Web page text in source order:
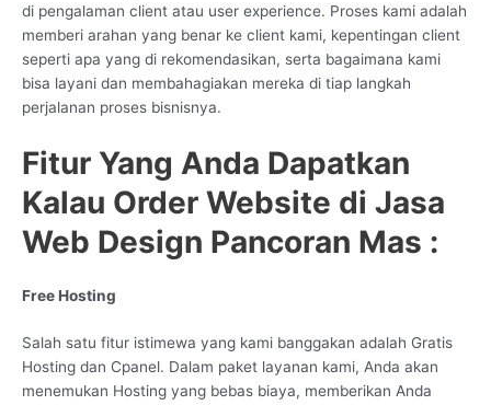
di pengalaman client atau user experience. Proses kami adalah
memberi arahan yang benar ke client kami, kepentingan client
seperti apa yang di rekomendasikan, serta bagaimana kami
bisa layani dan membahagiakan mereka di tiap langkah
perjalanan proses bisnisnya.
Fitur Yang Anda Dapatkan
Kalau Order Website di Jasa
Web Design Pancoran Mas :
Free Hosting
Salah satu fitur istimewa yang kami banggakan adalah Gratis
Hosting dan Cpanel. Dalam paket layanan kami, Anda akan
menemukan Hosting yang bebas biaya, memberikan Anda